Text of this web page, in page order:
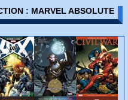
: MARVEL ABSOLUTE